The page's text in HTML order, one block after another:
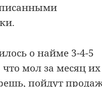
о найме 3-4-5
мол за месяц их
пойдут